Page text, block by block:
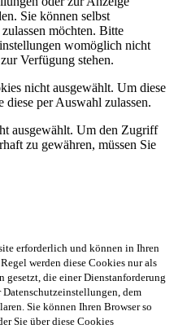
Sie können selbst
möchten. Bitte
womöglich nicht
Verfügung stehen.
nicht ausgewählt. Um diese
diese per Auswahl zulassen.
ausgewählt. Um den Zugriff
zu gewähren, müssen Sie
erforderlich und können in Ihren
werden diese Cookies nur als
die einer Dienstanforderung
Datenschutzeinstellungen, dem
Sie können Ihren Browser so
Sie über diese Cookies